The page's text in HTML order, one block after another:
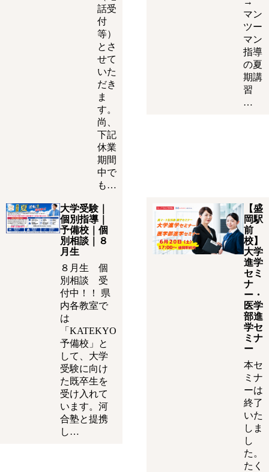
話受
付
等）
とさ
せて
いた
だき
ま
す。
尚、
下記
休業
期間
中で
も…
マン
ツー
マン
指導
の夏
期講
習
…
大学受験｜
個別指導｜
予備校｜個
別相談｜８
月生
８月生 個
別相談 受
付中！！ 県
内各教室で
は
「KATEKYO
予備校」と
して、大学
受験に向け
た既卒生を
受け入れて
います。河
合塾と提携
し…
【盛
岡駅
前
校】
大学
進学
セミ
ナ
ー・
医学
部進
学セ
ミナ
ー
本セ
ミナ
ーは
終了
いた
しま
し
た。
たく